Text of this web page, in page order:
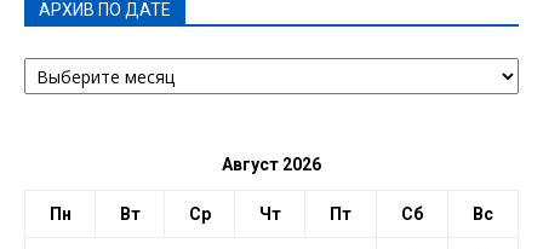
АРХИВ ПО ДАТЕ
АРХИВ
ПО
Август 2026
Пн Вт Ср Чт Пт Сб Вс